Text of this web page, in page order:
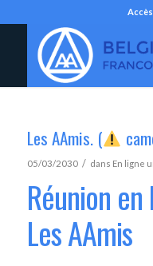
Les AAmis. (
05/03/2030 / dans En ligne
Réunion
Les AAmis